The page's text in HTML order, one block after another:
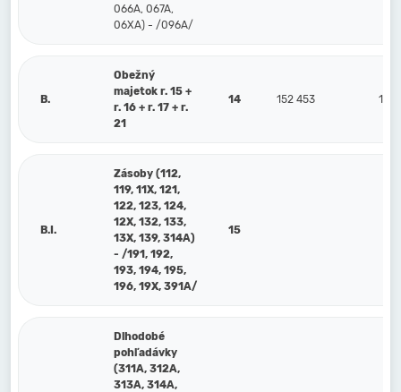
066A, 067A,
06XA) - /096A/
B.
Obežný
majetok r. 15 +
r. 16 + r. 17 + r.
21
14 152 453 185
B.I.
Zásoby (112,
119, 11X, 121,
122, 123, 124,
12X, 132, 133,
13X, 139, 314A)
- /191, 192,
193, 194, 195,
196, 19X, 391A/
15
Dlhodobé
pohľadávky
(311A, 312A,
313A, 314A,